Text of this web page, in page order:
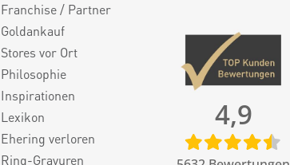
Franchise / Partner
Goldankauf
Stores vor Ort
Philosophie
Inspirationen
Lexikon
Ehering verloren
Ring-Gravuren
4,9